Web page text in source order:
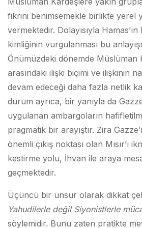
fikrini benimsemekle birlikte yerel
vermektedir. Dolayısıyla
kimliğinin vurgulanması bu
Önümüzdeki dönemde Müslüman
arasındaki ilişki biçimi ve ilişkinin
devam edeceği daha fazla netlik
durum ayrıca, bir yanıyla da
uygulanan ambargoların
pragmatik bir arayıştır. Zira
önemli çıkış noktası olan Mısır’ı
kestirme yolu, İhvan ile araya
geçmektedir.
Üçüncü bir unsur olarak dikkat
Yahudilerle değil Siyonistlerle
söylemidir. Bunu zaten pratikte